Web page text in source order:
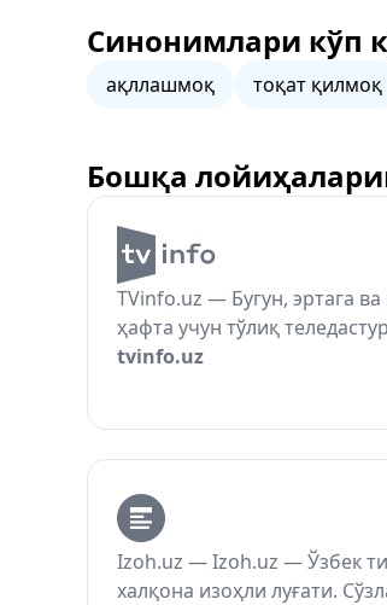
Синонимлари кўп
ақллашмоқ тоқат қилмоқ
Бошқа
TVinfo.uz — Бугун, эртага ва
ҳафта учун тўлиқ
tvinfo.uz
Izoh.uz — Izoh.uz — Ўзбек
халқона изоҳли луғати.